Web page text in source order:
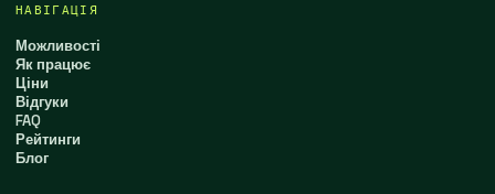
НАВІГАЦІЯ
Можливості
Як працює
Ціни
Відгуки
FAQ
Рейтинги
Блог